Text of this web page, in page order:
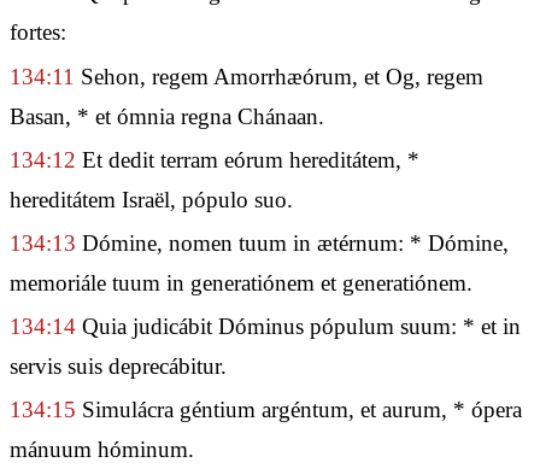
fortes:
134:11 Sehon, regem Amorrhæórum, et Og, regem
Basan, * et ómnia regna Chánaan.
134:12 Et dedit terram eórum hereditátem, *
hereditátem Israël, pópulo suo.
134:13 Dómine, nomen tuum in ætérnum: * Dómine,
memoriále tuum in generatiónem et generatiónem.
134:14 Quia judicábit Dóminus pópulum suum: * et in
servis suis deprecábitur.
134:15 Simulácra géntium argéntum, et aurum, * ópera
mánuum hóminum.